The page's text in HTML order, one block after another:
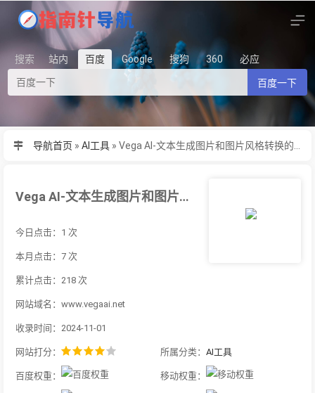
搜索 站内 百度 Google 搜狗 360 必应
百度一下
导航首页 » AI工具 »
Vega AI-文本生成图片和图片风格转换的在线AI绘画工具
今日点击：1 次
本月点击：7 次
累计点击：218 次
网站域名：www.vegaai.net
收录时间：2024-11-01
网站打分： 所属分类： AI工具
百度权重： 移动权重：